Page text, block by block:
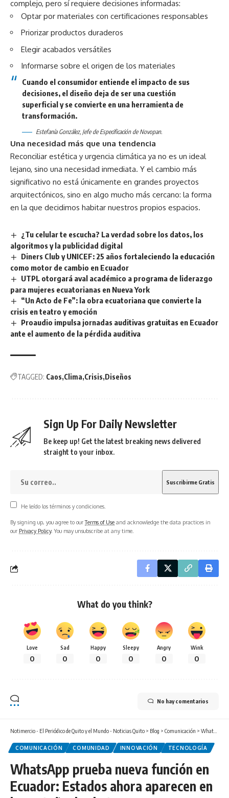
complejo, pero sí requiere decisiones informadas:
Optar por materiales con certificaciones responsables
Priorizar productos duraderos
Elegir acabados versátiles
Informarse sobre el origen de los materiales
Cuando el consumidor entiende el impacto de sus
decisiones, el diseño deja de ser una cuestión
superficial y se convierte en una herramienta de
transformación.
Estefanía González, Jefe de Especificación de Novopan.
Una necesidad más que una tendencia
Reconciliar estética y urgencia climática ya no es un ideal
lejano, sino una necesidad inmediata. Y el cambio más
significativo no está únicamente en grandes proyectos
arquitectónicos, sino en algo mucho más cercano: la forma
en la que decidimos habitar nuestros propios espacios.
¿Tu celular te escucha? La verdad sobre los datos, los
algoritmos y la publicidad digital
Diners Club y UNICEF: 25 años fortaleciendo la educación
como motor de cambio en Ecuador
UTPL otorgará aval académico a programa de liderazgo
para mujeres ecuatorianas en Nueva York
“Un Acto de Fe”: la obra ecuatoriana que convierte la
crisis en teatro y emoción
Proaudio impulsa jornadas auditivas gratuitas en Ecuador
ante el aumento de la pérdida auditiva
TAGGED: Caos Clima Crisis Diseños
Sign Up For Daily Newsletter
Be keep up! Get the latest breaking news delivered
straight to your inbox.
He leído los términos y condiciones.
By signing up, you agree to ourTerms of Use and acknowledge the data practices in
our Privacy Policy. You may unsubscribe at any time.
What do you think?
Love
0
Sad
0
Happy
0
Sleepy
0
Angry
0
Wink
0
No hay comentarios
Notimercio - El Periódico de Quito y el Mundo - Noticias Quito > Blog > Comunicación > WhatsApp prueba nueva función en Ecuador: Estados ahora aparecen en la pestaña de chats
COMUNICACIÓN COMUNIDAD INNOVACIÓN TECNOLOGÍA
WhatsApp prueba nueva función en
Ecuador: Estados ahora aparecen en